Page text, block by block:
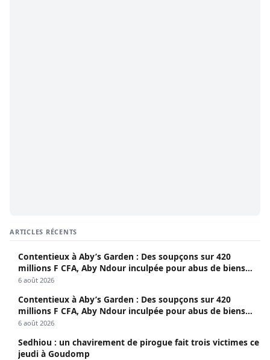
ARTICLES RÉCENTS
Contentieux à Aby’s Garden : Des soupçons sur 420
millions F CFA, Aby Ndour inculpée pour abus de biens
sociaux
6 août 2026
Contentieux à Aby’s Garden : Des soupçons sur 420
millions F CFA, Aby Ndour inculpée pour abus de biens
sociaux
6 août 2026
Sedhiou : un chavirement de pirogue fait trois victimes ce
jeudi à Goudomp